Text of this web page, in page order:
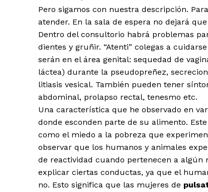
Pero sigamos con nuestra descripción.
atender. En la sala de espera no dejará
Dentro del consultorio habrá problemas
dientes y gruñir. “Atenti” colegas a
serán en el área genital: sequedad de
láctea) durante la pseudopreñez,
litiasis vesical. También pueden tener
abdominal, prolapso rectal, tenesmo etc.
Una característica que he observado en
donde esconden parte de su alimento.
como el miedo a la pobreza que
observar que los humanos y animales
de reactividad cuando pertenecen a algún
explicar ciertas conductas, ya que el
no. Esto significa que las mujeres de